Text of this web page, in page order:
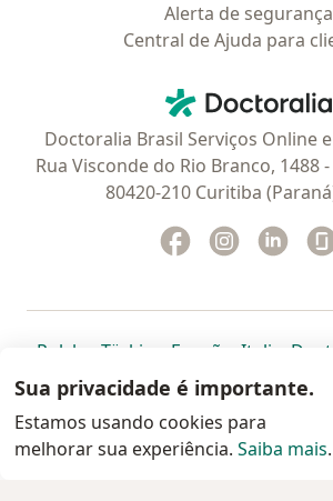
Alerta de segurança
Central de Ajuda para
Doctoralia -
Doctoralia Brasil Serviços Online
Rua Visconde do Rio Branco, 1488
80420-210 Curitiba
Facebook
abre num novo
Instagram
abre num
Polska abre num novo separador
Türkiye abre num novo
España abre num
Italia
Portugal abre num novo separador
, México abre num novo
, abre
Brasil
Colombia abre
www.doctoralia.com.br © 2026 -
Sua privacidade é importante.
Estamos usando cookies para
melhorar sua experiência. Saiba mais.